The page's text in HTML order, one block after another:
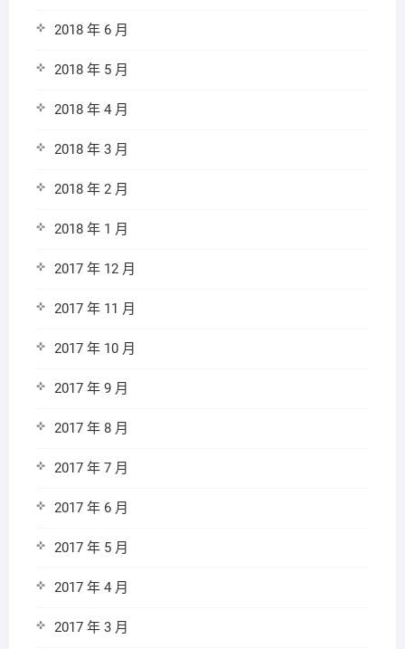
2018 年 6 月
2018 年 5 月
2018 年 4 月
2018 年 3 月
2018 年 2 月
2018 年 1 月
2017 年 12 月
2017 年 11 月
2017 年 10 月
2017 年 9 月
2017 年 8 月
2017 年 7 月
2017 年 6 月
2017 年 5 月
2017 年 4 月
2017 年 3 月